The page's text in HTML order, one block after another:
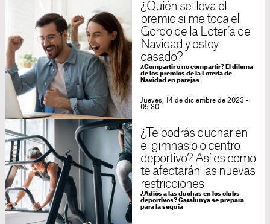
¿Quién se lleva el
premio si me toca el
Gordo de la Lotería de
Navidad y estoy
casado?
¿Compartir o no compartir? El dilema
de los premios de la Lotería de
Navidad en parejas
Jueves, 14 de diciembre de 2023 -
05:30
¿Te podrás duchar en
el gimnasio o centro
deportivo? Así es como
te afectarán las nuevas
restricciones
¿Adiós a las duchas en los clubs
deportivos? Catalunya se prepara
para la sequía